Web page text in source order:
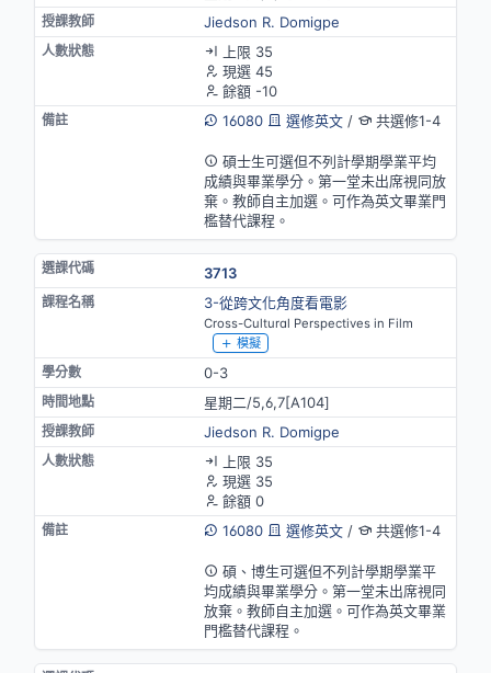
Jiedson R. Domigpe
上限 35
現選 45
餘額 -10
16080
選修英文/ 共選修1-4
碩士生可選但不列計學期學業平均
成績與畢業學分。第一堂未出席視同放
棄。教師自主加選。可作為英文畢業門
檻替代課程。
3713
3-從跨文化角度看電影
Cross-Cultural Perspectives in Film
模擬
0-3
星期二/5,6,7[A104]
Jiedson R. Domigpe
上限 35
現選 35
餘額 0
16080
選修英文/ 共選修1-4
碩、博生可選但不列計學期學業平
均成績與畢業學分。第一堂未出席視同
放棄。教師自主加選。可作為英文畢業
門檻替代課程。